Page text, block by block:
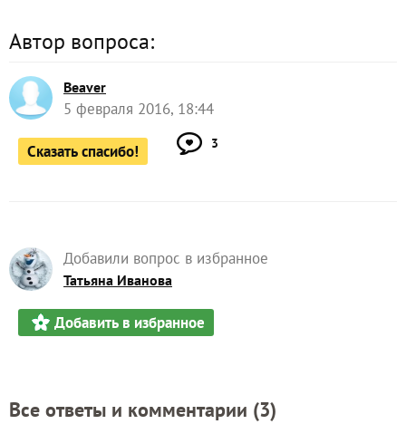
Автор вопроса:
Beaver
5 февраля 2016, 18:44
Сказать спасибо! 3
Добавили вопрос в избранное
Татьяна Иванова
Добавить в избранное
Все ответы и комментарии (3)